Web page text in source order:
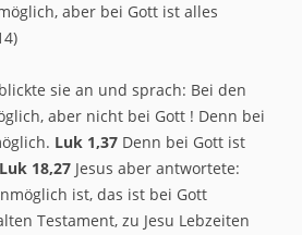
aber bei Gott ist alles
sie an und sprach: Bei den
aber nicht bei Gott ! Denn bei
Luk 1,37 Denn bei Gott ist
Luk 18,27 Jesus aber antwortete:
ist, das ist bei Gott
Testament, zu Jesu Lebzeiten